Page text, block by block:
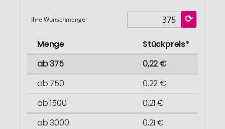
Ihre Wunschmenge:
Menge
Stückpreis*
ab 375
0,22 €
ab 750
0,22 €
ab 1500
0,21 €
ab 3000
0,21 €